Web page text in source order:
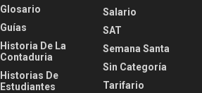
Glosario
Guías
Historia De La
Contaduria
Historias De
Estudiantes
Salario
SAT
Semana Santa
Sin Categoría
Tarifario